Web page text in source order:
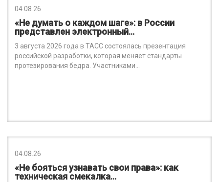
04.08.26
«Не думать о каждом шаге»: в России
представлен электронный…
3 августа 2026 года в ТАСС состоялась презентация
российской разработки, которая меняет стандарты
протезирования бедра. Участниками…
04.08.26
«Не бояться узнавать свои права»: как
техническая смекалка…